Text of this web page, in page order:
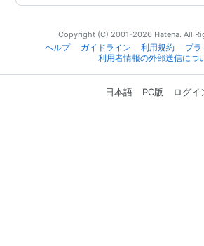
Copyright (C) 2001-2026 Hatena. All
ヘルプ
ガイドライン 利用規約
プラ
利用者情報の外部送信につ
日本語 PC版 ログイ